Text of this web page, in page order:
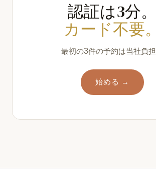
認証は3分。
カード不要。
最初の3件の予約は当社負担
始める →